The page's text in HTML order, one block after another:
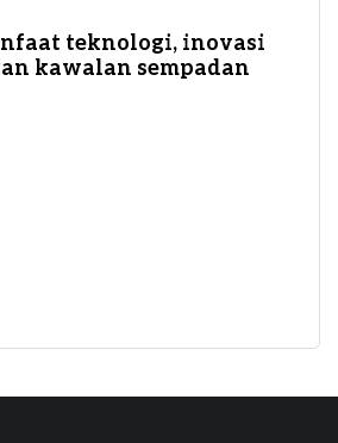
teknologi, inovasi
kawalan sempadan